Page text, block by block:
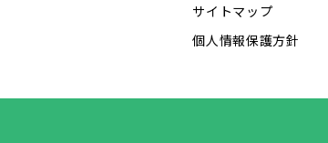
サイトマップ
個人情報保護方針